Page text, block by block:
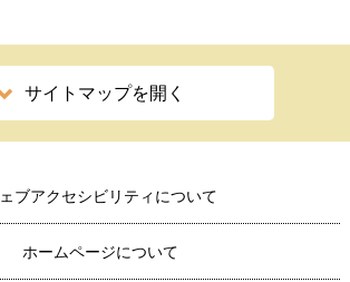
サイトマップを開く
ブアクセシビリティについて
ホームページについて